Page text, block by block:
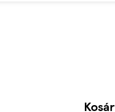
Kosár